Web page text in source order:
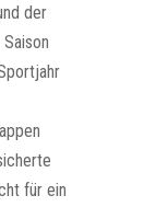
der
für ein